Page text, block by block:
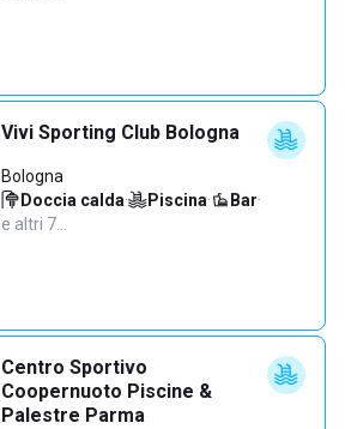
Vivi Sporting Club Bologna
Bologna
Doccia calda· Piscina· Bar·
e altri 7…
Centro Sportivo
Coopernuoto Piscine &
Palestre Parma